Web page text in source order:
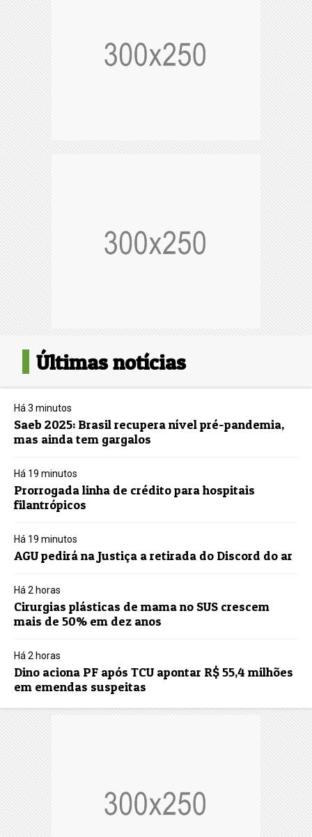
Últimas notícias
Há 3 minutos
Saeb 2025: Brasil recupera nível pré-pandemia,
mas ainda tem gargalos
Há 19 minutos
Prorrogada linha de crédito para hospitais
filantrópicos
Há 19 minutos
AGU pedirá na Justiça a retirada do Discord do ar
Há 2 horas
Cirurgias plásticas de mama no SUS crescem
mais de 50% em dez anos
Há 2 horas
Dino aciona PF após TCU apontar R$ 55,4 milhões
em emendas suspeitas